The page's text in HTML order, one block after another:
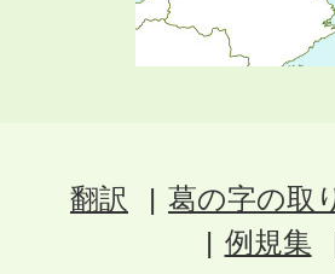
翻訳 葛の字の取
例規集